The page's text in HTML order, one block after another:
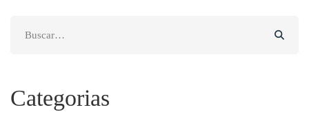
Categorias